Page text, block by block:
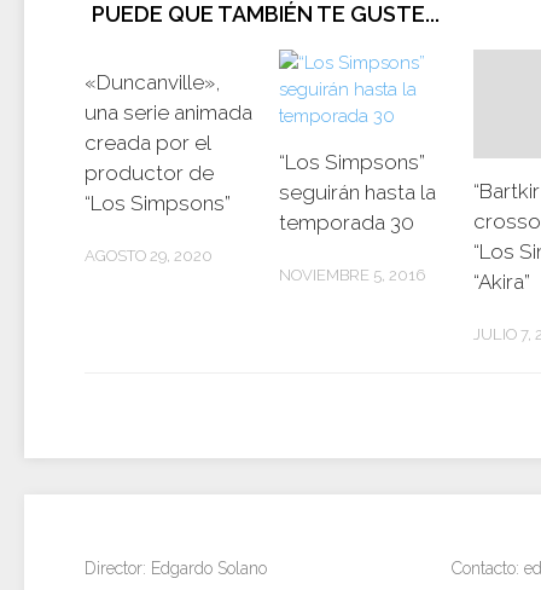
PUEDE QUE TAMBIÉN TE GUSTE...
«Duncanville»,
una serie animada
creada por el
productor de
“Los Simpsons”
AGOSTO 29, 2020
“Los Simpsons”
seguirán hasta la
temporada 30
NOVIEMBRE 5, 2016
“Los
“Akira”
JULIO 7,
Director: Edgardo Solano Contacto: